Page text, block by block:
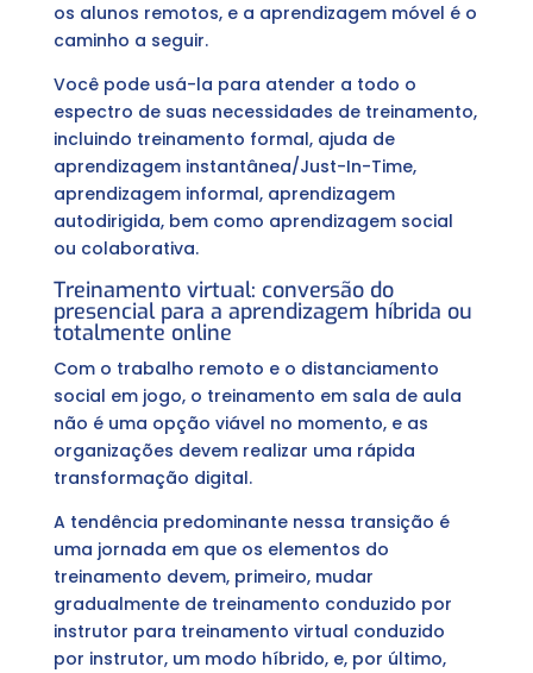
os alunos remotos, e a aprendizagem móvel é o
caminho a seguir.
Você pode usá-la para atender a todo o
espectro de suas necessidades de treinamento,
incluindo treinamento formal, ajuda de
aprendizagem instantânea/Just-In-Time,
aprendizagem informal, aprendizagem
autodirigida, bem como aprendizagem social
ou colaborativa.
Treinamento virtual: conversão do
presencial para a aprendizagem híbrida ou
totalmente online
Com o trabalho remoto e o distanciamento
social em jogo, o treinamento em sala de aula
não é uma opção viável no momento, e as
organizações devem realizar uma rápida
transformação digital.
A tendência predominante nessa transição é
uma jornada em que os elementos do
treinamento devem, primeiro, mudar
gradualmente de treinamento conduzido por
instrutor para treinamento virtual conduzido
por instrutor, um modo híbrido, e, por último,